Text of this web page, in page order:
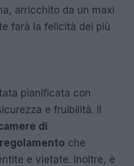
arricchito da un maxi
farà la felicità dei più
pianificata con
e fruibilità. Il
di
regolamento che
e vietate. Inoltre, è